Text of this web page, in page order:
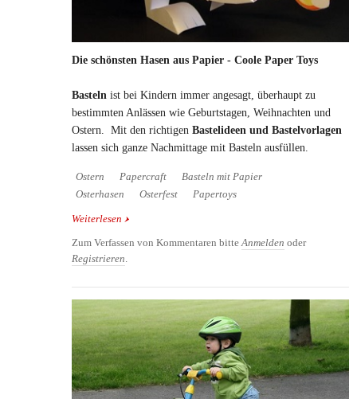
Die schönsten Hasen aus Papier - Coole Paper Toys
Basteln ist bei Kindern immer angesagt, überhaupt zu
bestimmten Anlässen wie Geburtstagen, Weihnachten und
Ostern. Mit den richtigen Bastelideen und Bastelvorlagen
lassen sich ganze Nachmittage mit Basteln ausfüllen.
Ostern Papercraft
Basteln mit Papier
Osterhasen
Osterfest Papertoys
Weiterlesen über Die schönsten Hasen aus Papier - Coole Paper
Zum Verfassen von Kommentaren bitteAnmelden oder
Registrieren.